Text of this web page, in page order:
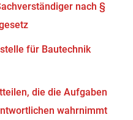
nach §
für Bautechnik
die die Aufgaben
wahrnimmt